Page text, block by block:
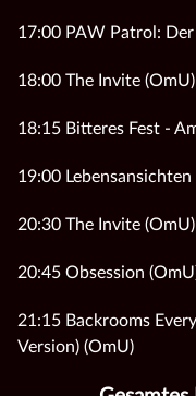
17:00 PAW Patrol:
18:00 The Invite (OmU)
18:15 Bitteres Fest -
19:00
20:30 The Invite (OmU)
20:45 Obsession
21:15 Backrooms
Version) (OmU)